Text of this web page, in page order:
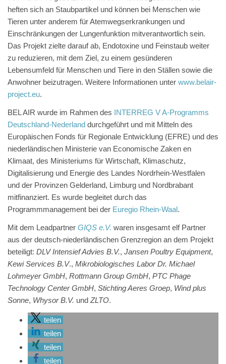
heften sich an Staubpartikel und können bei Menschen wie
Tieren unter anderem für Atemwegserkrankungen und
Einschränkungen der Lungenfunktion mitverantwortlich sein.
Das Projekt zielte darauf ab, Endotoxine und Feinstaub weiter
zu reduzieren, mit dem Ziel, zu einem gesünderen
Lebensumfeld für Menschen und Tiere in den Ställen sowie die
Anwohner beizutragen. Weitere Informationen unter www.belair-
project.eu.
BEL AIR wurde im Rahmen des INTERREG V A-Programms
Deutschland-Nederland durchgeführt und mit Mitteln des
Europäischen Fonds für Regionale Entwicklung (EFRE) und des
niederländischen Ministerie van Economische Zaken en
Klimaat, des Ministeriums für Wirtschaft, Klimaschutz,
Digitalisierung und Energie des Landes Nordrhein-Westfalen
und der Provinzen Gelderland, Limburg und Nordbrabant
mitfinanziert. Es wurde begleitet durch das
Programmmanagement bei der Euregio Rhein-Waal.
Mit dem Leadpartner GIQS e.V. waren insgesamt elf Partner
aus der deutsch-niederländischen Grenzregion an dem Projekt
beteiligt: DLV Intensief Advies B.V., Jansen Poultry Equipment,
Kewi Services B.V., Mikrobiologisches Labor Dr. Michael
Lohmeyer GmbH, Rottmann Group GmbH, PTC Phage
Technology Center GmbH, Stichting Aeres Groep, Wind plus
Sonne, Whysor B.V. und ZLTO.
teilen
teilen
teilen
teilen